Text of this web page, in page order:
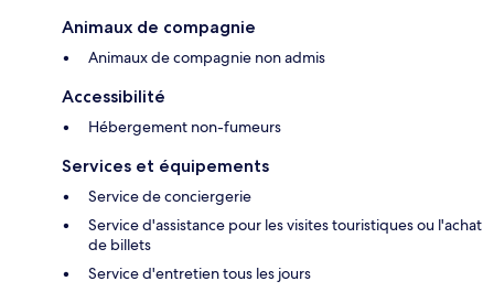
Animaux de compagnie
Animaux de compagnie non admis
Accessibilité
Hébergement non-fumeurs
Services et équipements
Service de conciergerie
Service d'assistance pour les visites touristiques ou l'achat
de billets
Service d'entretien tous les jours